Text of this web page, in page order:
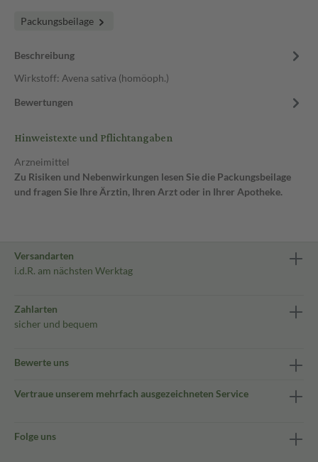
Packungsbeilage
Beschreibung
Wirkstoff: Avena sativa (homöoph.)
Bewertungen
Hinweistexte und Pflichtangaben
Arzneimittel
Zu Risiken und Nebenwirkungen lesen Sie die Packungsbeilage
und fragen Sie Ihre Ärztin, Ihren Arzt oder in Ihrer Apotheke.
Versandarten
i.d.R. am nächsten Werktag
Zahlarten
sicher und bequem
Bewerte uns
Vertraue unserem mehrfach ausgezeichneten Service
Folge uns